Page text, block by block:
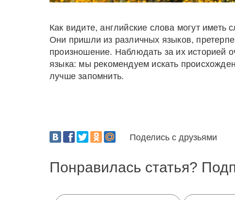
Как видите, английские слова могут
Они пришли из различных языков,
произношение. Наблюдать за их историей
языка: мы рекомендуем искать
лучше запомнить.
Поделись с друзьями
Понравилась статья?